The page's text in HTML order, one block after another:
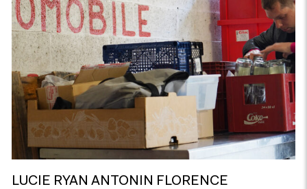
LUCIE RYAN ANTONIN FLORENCE